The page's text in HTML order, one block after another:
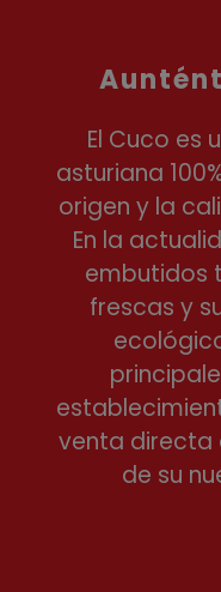
El Cuco es
asturiana
origen y la
En la
embutidos
frescas y
venta directa
de su